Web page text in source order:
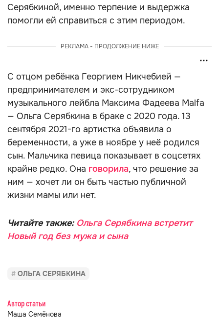
Серябкиной, именно терпение и выдержка
помогли ей справиться с этим периодом.
РЕКЛАМА - ПРОДОЛЖЕНИЕ НИЖЕ
С отцом ребёнка Георгием Никчебией —
предпринимателем и экс-сотрудником
музыкального лейбла Максима Фадеева Malfa
— Ольга Серябкина в браке с 2020 года. 13
сентября 2021-го артистка объявила о
беременности, а уже в ноябре у неё родился
сын. Мальчика певица показывает в соцсетях
крайне редко. Она говорила, что решение за
ним — хочет ли он быть частью публичной
жизни мамы или нет.
Читайте также: Ольга Серябкина встретит
Новый год без мужа и сына
ОЛЬГА СЕРЯБКИНА
Автор статьи
Маша Семёнова